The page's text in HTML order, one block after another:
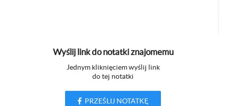
Wyślij link do notatki znajomemu
Jednym kliknięciem wyślij link
do tej notatki
PRZEŚLIJ NOTATKĘ